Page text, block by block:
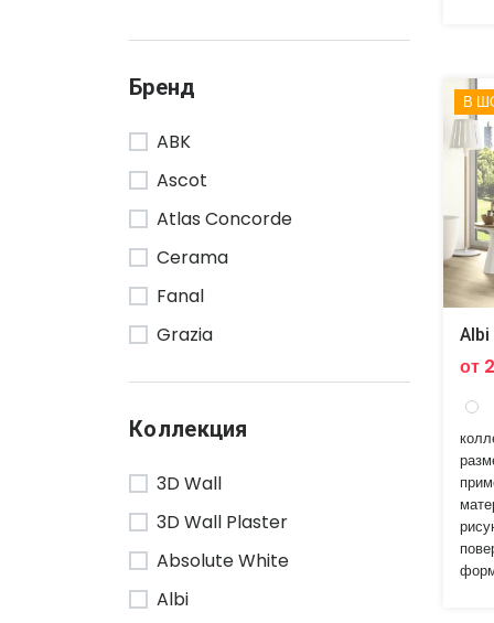
Бренд
ABK
Ascot
Atlas Concorde
Cerama
Fanal
Grazia
Rako
Realonda
Refin
Rondine
Коллекция
3D Wall
3D Wall Plaster
Absolute White
Albi
В
Albi
от